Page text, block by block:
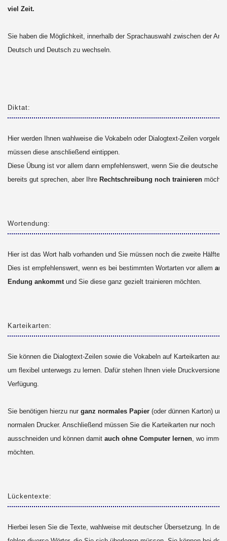
viel Zeit.
Sie haben die Möglichkeit, innerhalb der Sprachauswahl zwischen der
Deutsch und Deutsch zu wechseln.
Diktat:
Hier werden Ihnen wahlweise die Vokabeln oder Dialogtext-Zeilen
müssen diese anschließend eintippen.
Diese Übung ist vor allem dann empfehlenswert, wenn Sie die deutsche
bereits gut sprechen, aber Ihre Rechtschreibung noch trainieren
Wortendung:
Hier ist das Wort halb vorhanden und Sie müssen noch die zweite Hälfte
Dies ist empfehlenswert, wenn es bei bestimmten Wortarten vor allem auf
Endung ankommtund Sie diese ganz gezielt trainieren möchten.
Karteikarten:
Sie können die Dialogtext-Zeilen sowie die Vokabeln auf Karteikarten
um flexibel unterwegs zu lernen. Dafür stehen Ihnen viele Druckversionen
Verfügung.
Sie benötigen hierzu nur ganz normales Papier(oder dünnen Karton) und
normalen Drucker. Anschließend müssen Sie die Karteikarten nur noch
ausschneiden und können damit auch ohne Computer lernen, wo immer
möchten.
Lückentexte:
Hierbei lesen Sie die Texte, wahlweise mit deutscher Übersetzung. In den